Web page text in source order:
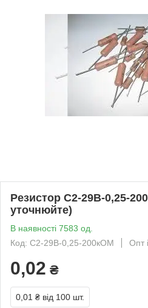
Резистор С2-29В-0,25-
уточнюйте)
В наявності 7583 од.
Код: С2-29В-0,25-200кОМ
Опт
0,02 ₴
0,01 ₴ від 100 шт.